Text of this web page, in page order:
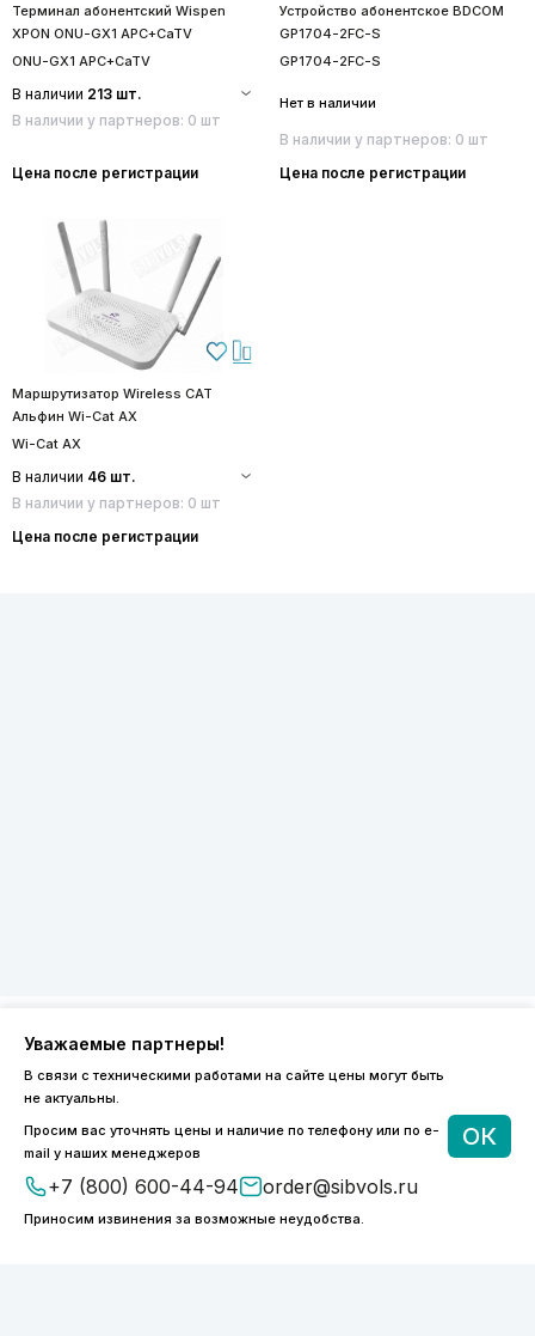
Терминал абонентский Wispen
XPON ONU-GX1 APC+CaTV
ONU-GX1 APC+CaTV
В наличии 213 шт.
В наличии у партнеров: 0 шт
Цена после регистрации
Устройство абонентское BDCOM
GP1704-2FC-S
GP1704-2FC-S
Нет в наличии
В наличии у партнеров: 0 шт
Цена после регистрации
Маршрутизатор Wireless CAT
Альфин Wi-Cat AX
Wi-Cat AX
В наличии 46 шт.
В наличии у партнеров: 0 шт
Цена после регистрации
Уважаемые партнеры!
В связи с техническими работами на сайте цены могут быть
не актуальны.
Просим вас уточнять цены и наличие по телефону или по e-
mail у наших менеджеров
+7 (800) 600-44-94 order@sibvols.ru
Приносим извинения за возможные неудобства.
ОК
8 (800) 600-44-94
ПН-ПТ 9:00 - 18:00
order@sibvols.ru
О компании
Доставка и оплата